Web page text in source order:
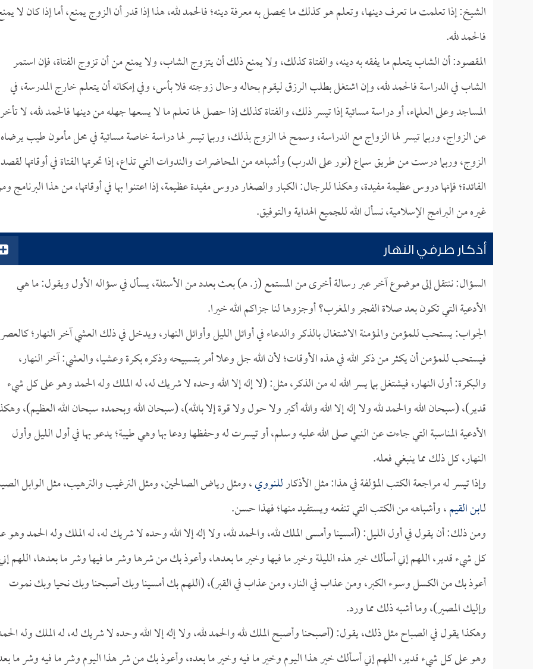
الشيخ: إذا تعلمت ما تعرف دينها، وتعلم هو كذلك ما يحصل به معرفة دينه؛ فالحمد لله، هذا إذا قدر أن الزوج يمنع، أما إذا كان لا
فالحمد لله.
المقصود: أن الشاب يتعلم ما يفقه به دينه، والفتاة كذلك، ولا يمنع ذلك أن يتزوج الشاب، ولا يمنع من أن تزوج الفتاة، فإن استمر
الشاب في الدراسة فالحمد لله، وإن اشتغل بطلب الرزق ليقوم بحاله وحال زوجته فلا بأس، وفي إمكانه أن يتعلم خارج المدرسة، في
المساجد وعلى العلماء، أو دراسة مسائية إذا تيسر ذلك، والفتاة كذلك إذا حصل لها تعلم ما لا يسعها جهله من دينها فالحمد لله، لا تأخر
عن الزواج، وربما تيسر لها الزواج مع الدراسة، وسمح لها الزوج بذلك، وربما تيسر لها دراسة خاصة مسائية في محل مأمون طيب يرضاه
الزوج، وربما درست من طريق سماع (نور على الدرب) وأشباهه من المحاضرات والندوات التي تذاع، إذا تحرتها الفتاة في أوقاتها لقصد
الفائدة؛ فإنها دروس عظيمة مفيدة، وهكذا للرجال: الكبار والصغار دروس مفيدة عظيمة، إذا اعتنوا بها في أوقاتها، من هذا البرنامج
غيره من البرامج الإسلامية، نسأل الله للجميع الهداية والتوفيق.
أذكار طرفي النهار
السؤال: ننتقل إلى موضوع آخر عبر رسالة أخرى من المستمع (ز. هـ) بعث بعدد من الأسئلة، يسأل في سؤاله الأول ويقول: ما هي
الأدعية التي تكون بعد صلاة الفجر والمغرب؟ أوجزوها لنا جزاكم الله خيرا.
الجواب: يستحب للمؤمن والمؤمنة الاشتغال بالذكر والدعاء في أوائل الليل وأوائل النهار، ويدخل في ذلك العشي آخر النهار؛
فيستحب للمؤمن أن يكثر من ذكر الله في هذه الأوقات؛ لأن الله جل وعلا أمر بتسبيحه وذكره بكرة وعشيا، والعشي: آخر النهار،
والبكرة: أول النهار، فيشتغل بما يسر الله له من الذكر، مثل: (لا إله إلا الله وحده لا شريك له، له الملك وله الحمد وهو على كل شيء
قدير)، (سبحان الله والحمد لله ولا إله إلا الله والله أكبر ولا حول ولا قوة إلا بالله)، (سبحان الله وبحمده سبحان الله العظيم)،
الأدعية المناسبة التي جاءت عن النبي صلى الله عليه وسلم، أو تيسرت له وحفظها ودعا بها وهي طيبة؛ يدعو بها في أول الليل وأول
النهار، كل ذلك مما ينبغي فعله.
وإذا تيسر له مراجعة الكتب المؤلفة في هذا: مثل الأذكارللنووي، ومثل رياض الصالحين، ومثل الترغيب والترهيب، مثل الوابل
لـابن القيم، وأشباهه من الكتب التي تنفعه ويستفيد منها؛ فهذا حسن.
ومن ذلك: أن يقول في أول الليل: (أمسينا وأمسى الملك لله، والحمد لله، ولا إله إلا الله وحده لا شريك له، له الملك وله الحمد وهو
كل شيء قدير، اللهم إني أسألك خير هذه الليلة وخير ما فيها وخير ما بعدها، وأعوذ بك من شرها وشر ما فيها وشر ما بعدها، اللهم
أعوذ بك من الكسل وسوء الكبر، ومن عذاب في النار، ومن عذاب في القبر)، (اللهم بك أمسينا وبك أصبحنا وبك نحيا وبك نموت
وإليك المصير)، وما أشبه ذلك مما ورد.
وهكذا يقول في الصباح مثل ذلك، يقول: (أصبحنا وأصبح الملك لله والحمد لله، ولا إله إلا الله وحده لا شريك له، له الملك وله
وهو على كل شيء قدير، اللهم إني أسألك خير هذا اليوم وخير ما فيه وخير ما بعده، وأعوذ بك من شر هذا اليوم وشر ما فيه وشر ما